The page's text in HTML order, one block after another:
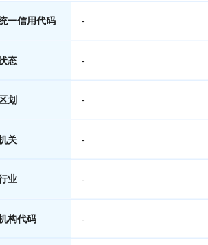
一信用代码 -
态 -
划 -
关 -
业 -
构代码 -